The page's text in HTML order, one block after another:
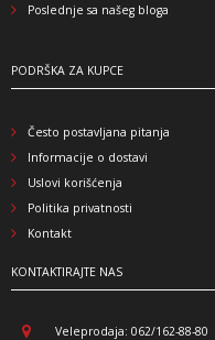
Poslednje sa našeg bloga
PODRŠKA ZA KUPCE
Često postavljana pitanja
Informacije o dostavi
Uslovi korišćenja
Politika privatnosti
Kontakt
KONTAKTIRAJTE NAS
Veleprodaja: 062/162-88-80